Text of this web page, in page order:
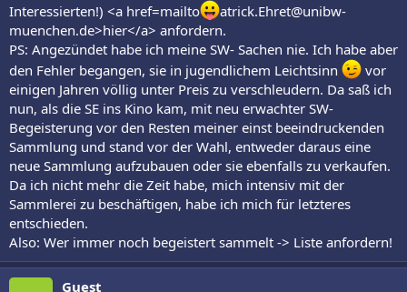
Interessierten!) <a href=mailto
atrick.Ehret@unibw-
muenchen.de>hier</a> anfordern.
PS: Angezündet habe ich meine SW- Sachen nie. Ich habe aber
den Fehler begangen, sie in jugendlichem Leichtsinn
vor
einigen Jahren völlig unter Preis zu verschleudern. Da saß ich
nun, als die SE ins Kino kam, mit neu erwachter SW-
Begeisterung vor den Resten meiner einst beeindruckenden
Sammlung und stand vor der Wahl, entweder daraus eine
neue Sammlung aufzubauen oder sie ebenfalls zu verkaufen.
Da ich nicht mehr die Zeit habe, mich intensiv mit der
Sammlerei zu beschäftigen, habe ich mich für letzteres
entschieden.
Also: Wer immer noch begeistert sammelt -> Liste anfordern!
Guest